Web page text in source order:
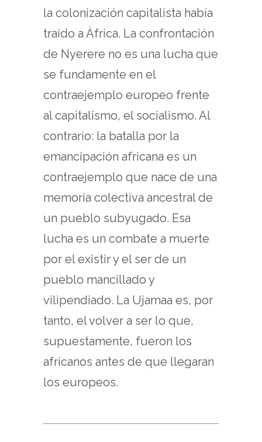
la colonización capitalista había
traído a África. La confrontación
de Nyerere no es una lucha que
se fundamente en el
contraejemplo europeo frente
al capitalismo, el socialismo. Al
contrario: la batalla por la
emancipación africana es un
contraejemplo que nace de una
memoria colectiva ancestral de
un pueblo subyugado. Esa
lucha es un combate a muerte
por el existir y el ser de un
pueblo mancillado y
vilipendiado. La Ujamaa es, por
tanto, el volver a ser lo que,
supuestamente, fueron los
africanos antes de que llegaran
los europeos.